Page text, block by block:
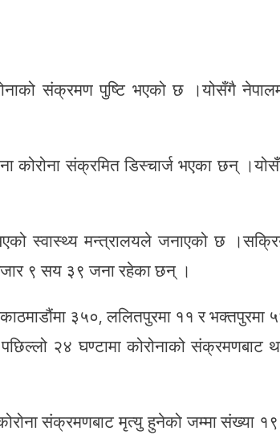
संक्रमण पुष्टि भएको छ ।योसँगै
कोरोना संक्रमित डिस्चार्ज भएका छन्
स्वास्थ्य मन्त्रालयले जनाएको छ
९ सय ३९ जना रहेका छन् ।
३५०, ललितपुरमा ११ र भक्तपुरमा
२४ घण्टामा कोरोनाको संक्रमणबाट
संक्रमणबाट मृत्यु हुनेको जम्मा संख्या